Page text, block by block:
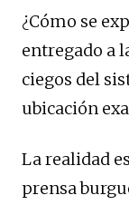
¿Cómo se
entregado a
ciegos del
ubicación
La realidad
prensa